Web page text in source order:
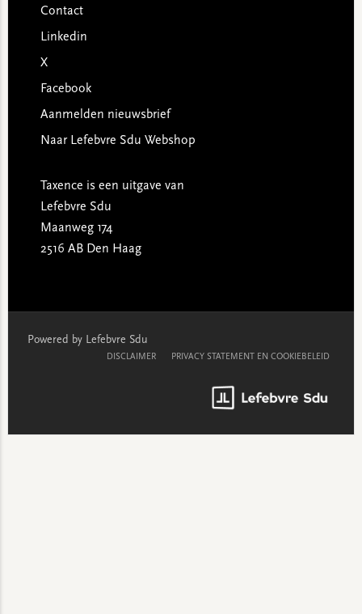
Contact
Linkedin
X
Facebook
Aanmelden nieuwsbrief
Naar Lefebvre Sdu Webshop
Taxence is een uitgave van
Lefebvre Sdu
Maanweg 174
2516 AB Den Haag
Powered by Lefebvre Sdu
DISCLAIMER PRIVACY STATEMENT EN COOKIEBELEID